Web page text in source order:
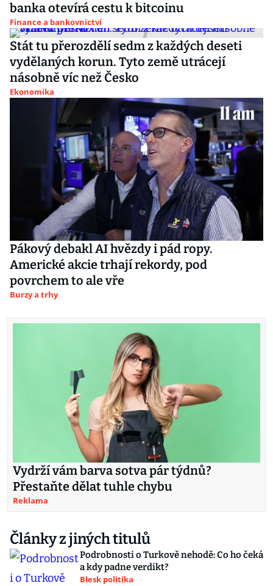
banka otevírá cestu k bitcoinu
Finance a bankovnictví
Stát tu přerozdělí sedm z každých deseti
vydělaných korun. Tyto země utrácejí
násobně víc než Česko
Ekonomika
Pákový debakl AI hvězdy i pád ropy.
Americké akcie trhají rekordy, pod
povrchem to ale vře
Burzy a trhy
Vydrží vám barva sotva pár týdnů?
Přestaňte dělat tuhle chybu
Reklama
Články z jiných titulů
Podrobnosti o Turkově nehodě: Co ho čeká
a kdy padne verdikt?
Blesk politika